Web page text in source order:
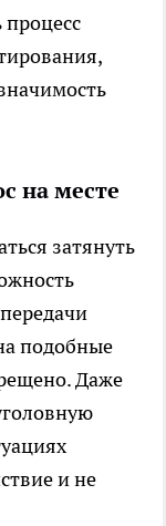
процесс
на месте
затянуть
подобные
Даже
и не